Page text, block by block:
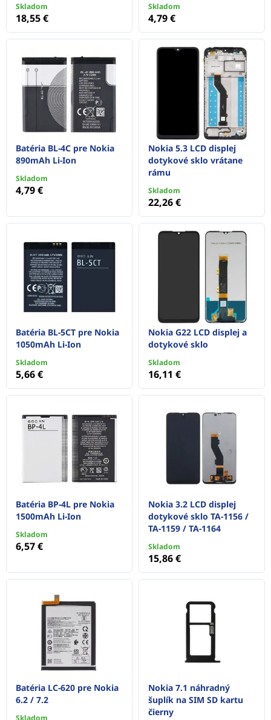
Skladom
18,55 €
Skladom
4,79 €
Batéria BL-4C pre Nokia
890mAh Li-Ion
Skladom
4,79 €
Nokia 5.3 LCD displej
dotykové sklo vrátane
rámu
Skladom
22,26 €
Batéria BL-5CT pre Nokia
1050mAh Li-Ion
Skladom
5,66 €
Nokia G22 LCD displej a
dotykové sklo
Skladom
16,11 €
Batéria BP-4L pre Nokia
1500mAh Li-Ion
Skladom
6,57 €
Nokia 3.2 LCD displej
dotykové sklo TA-1156 /
TA-1159 / TA-1164
Skladom
15,86 €
Batéria LC-620 pre Nokia
6.2 / 7.2
Nokia 7.1 náhradný
šuplík na SIM SD kartu
čierny